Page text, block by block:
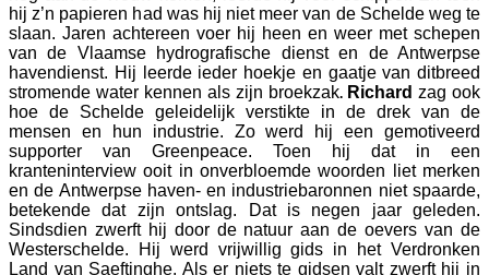
hij z’n papieren had was hij niet meer van de Schelde weg te
slaan. Jaren achtereen voer hij heen en weer met schepen
van de Vlaamse hydrografische dienst en de Antwerpse
havendienst. Hij leerde ieder hoekje en gaatje van ditbreed
stromende water kennen als zijn broekzak. Richard zag ook
hoe de Schelde geleidelijk verstikte in de drek van de
mensen en hun industrie. Zo werd hij een gemotiveerd
supporter van Greenpeace. Toen hij dat in een
kranteninterview ooit in onverbloemde woorden liet merken
en de Antwerpse haven- en industriebaronnen niet spaarde,
betekende dat zijn ontslag. Dat is negen jaar geleden.
Sindsdien zwerft hij door de natuur aan de oevers van de
Westerschelde. Hij werd vrijwillig gids in het Verdronken
Land van Saeftinghe. Als er niets te gidsen valt zwerft hij in